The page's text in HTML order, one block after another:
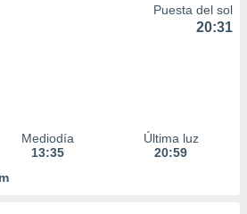
Puesta del sol
20:31
Mediodía
13:35
Última luz
20:59